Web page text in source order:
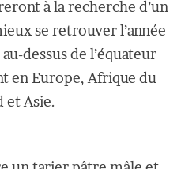
à la recherche d’un
se retrouver l’année
dessus de l’équateur
en Europe, Afrique du
et Asie.